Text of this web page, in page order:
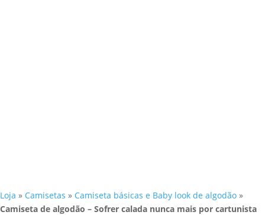
Loja » Camisetas » Camiseta básicas e Baby look de algodão »
Camiseta de algodão – Sofrer calada nunca mais por cartunista